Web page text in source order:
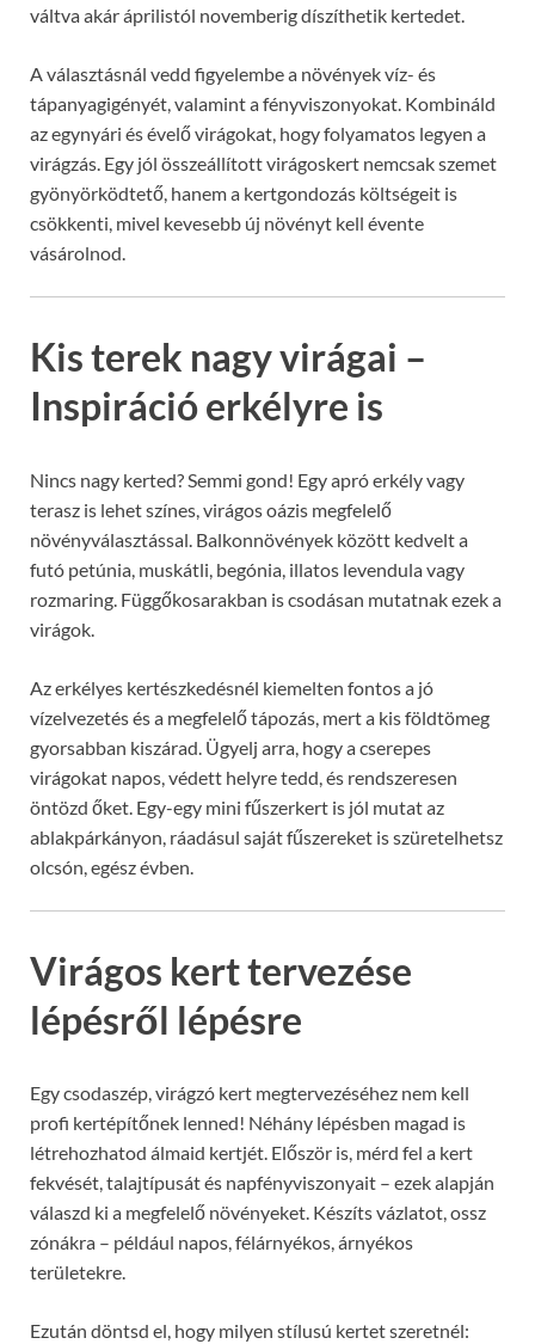
váltva akár áprilistól novemberig díszíthetik kertedet.
A választásnál vedd figyelembe a növények víz- és
tápanyagigényét, valamint a fényviszonyokat. Kombináld
az egynyári és évelő virágokat, hogy folyamatos legyen a
virágzás. Egy jól összeállított virágoskert nemcsak szemet
gyönyörködtető, hanem a kertgondozás költségeit is
csökkenti, mivel kevesebb új növényt kell évente
vásárolnod.
Kis terek nagy virágai –
Inspiráció erkélyre is
Nincs nagy kerted? Semmi gond! Egy apró erkély vagy
terasz is lehet színes, virágos oázis megfelelő
növényválasztással. Balkonnövények között kedvelt a
futó petúnia, muskátli, begónia, illatos levendula vagy
rozmaring. Függőkosarakban is csodásan mutatnak ezek a
virágok.
Az erkélyes kertészkedésnél kiemelten fontos a jó
vízelvezetés és a megfelelő tápozás, mert a kis földtömeg
gyorsabban kiszárad. Ügyelj arra, hogy a cserepes
virágokat napos, védett helyre tedd, és rendszeresen
öntözd őket. Egy-egy mini fűszerkert is jól mutat az
ablakpárkányon, ráadásul saját fűszereket is szüretelhetsz
olcsón, egész évben.
Virágos kert tervezése
lépésről lépésre
Egy csodaszép, virágzó kert megtervezéséhez nem kell
profi kertépítőnek lenned! Néhány lépésben magad is
létrehozhatod álmaid kertjét. Először is, mérd fel a kert
fekvését, talajtípusát és napfényviszonyait – ezek alapján
válaszd ki a megfelelő növényeket. Készíts vázlatot, ossz
zónákra – például napos, félárnyékos, árnyékos
területekre.
Ezután döntsd el, hogy milyen stílusú kertet szeretnél: